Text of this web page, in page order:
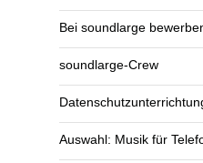
Bei soundlarge
soundlarge-Crew
Auswahl: Musik für